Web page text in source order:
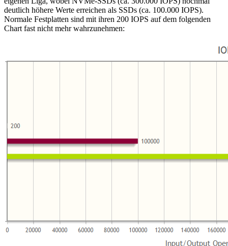
deutlich höhere Werte erreichen als SSDs (ca. 100.000 IOPS).
Normale Festplatten sind mit ihren 200 IOPS auf dem folgenden
Chart fast nicht mehr wahrzunehmen: